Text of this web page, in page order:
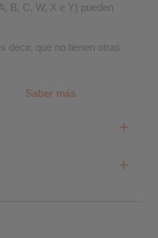
B, C, W, X e Y) pueden
decir, que no tienen otras
Saber más